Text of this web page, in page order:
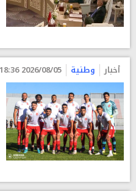
أخبار وطنية 2026/08/05 18:36